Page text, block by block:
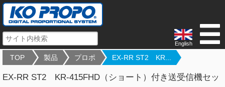
English
TOP 製品 プロポ EX-RR ST2 KR...
EX-RR ST2 KR-415FHD（ショート）付き送受信機セッ